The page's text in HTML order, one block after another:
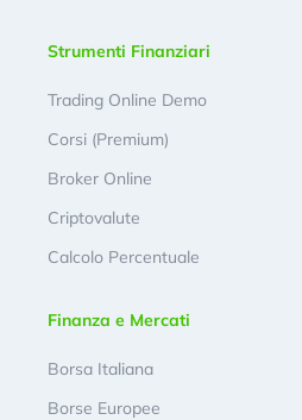
Strumenti Finanziari
Trading Online Demo
Corsi (Premium)
Broker Online
Criptovalute
Calcolo Percentuale
Finanza e Mercati
Borsa Italiana
Borse Europee